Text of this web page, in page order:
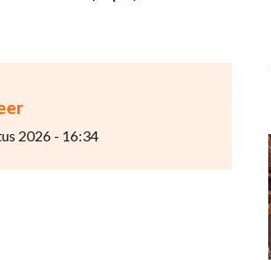
2026 - 16:34